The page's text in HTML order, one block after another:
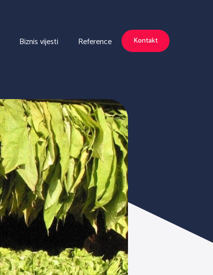
Biznis vijesti Reference Kontakt